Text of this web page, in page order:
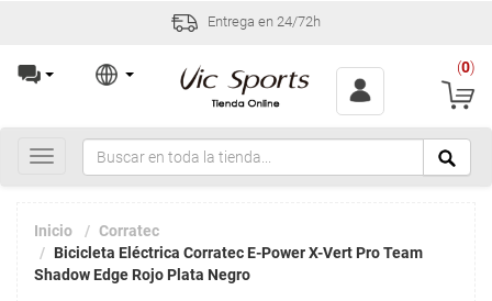
Incidencias y devoluciones en 30
(0)
Toggle
navigation
Inicio
Corratec
Bicicleta Eléctrica Corratec E-Power X-Vert Pro Team
Shadow Edge Rojo Plata Negro